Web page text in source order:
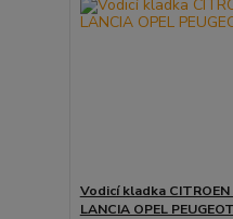
Vodicí kladka CITROEN
LANCIA OPEL